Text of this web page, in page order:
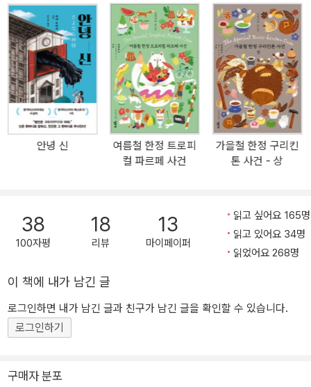
표 시리즈로 꼽히는 학원 청춘 미스터리이다. 요네자와 호노부의 초
기 학원 미스터리의 진면목을 볼 수 있는 시리즈로 신간이 출간될 때
마다 미스터리 분야 1위를 기록하며 연말 미스터리 순위에 오르내리
는 대표 시리즈다. 일본에는 시리즈 뒷권인 『여름철 한정 트로피컬 파
르페 사건』, 『가을철 한정 구리킨톤 사건』(가제)이 출간되어 있으며,
계절마다 한 권씩 엘릭시르를 통해 만나게 될 것이다. 평범한 ‘소시
민’과 평범한 일상의 미스터리 고바토와 오사나이는 중학교 시절 자
신들의 성격으로 인해 겪었던 실패를 반복하지 않기 위해 평범한 ‘소
시민’을 지향하기로 한다. 주위와 마찰을 빚지 않기 위해 ‘눈에 띄지
않’고 ‘시끄러운 일이 휘말리지 않’는 평범한 나날을 보내기로 한 것이
용되는 유일한 관계이다. 이렇듯 평범한 일상을 꿈꿀수록 그들은 운
명의 장난처럼 사람들 앞에 나설 수밖에 없는 일상의 수수께끼와 조
우하게 된다. 일상 미스터리는 일상의 사건에서 관찰자가 수수께끼를
발견함으로써 ‘일상의 미스터리’로 성립하게 된다. 사건이 탐정을 찾
즈는 ‘일상의 수수께끼를 푸는’ 것이 주가 되는 본격 미스터리, 혹은
일상 미스터리에 해당하는데, 그 수수께끼를 해결하는 탐정 역은 고
바로 ‘수수께끼를 푸는’ 행위에 기인하기에 소시민을 지향하는 자세와
안녕 신
여름철 한정 트로피
컬 파르페 사건
가을철 한정 구리킨
톤 사건 - 상
38
100자평
18
리뷰
13
마이페이퍼
읽고 싶어요 165명
읽고 있어요 34명
읽었어요 268명
이 책에 내가 남긴 글
로그인하면 내가 남긴 글과 친구가 남긴 글을 확인할 수 있습니다.
로그인하기
구매자 분포